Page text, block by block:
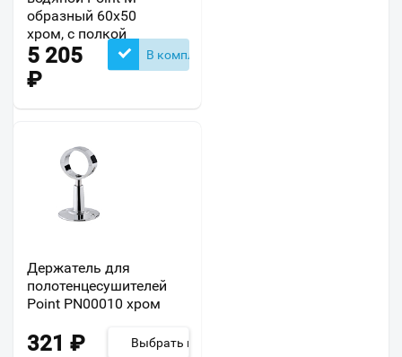
образный 60х50
хром, с полкой
5 205
₽
В комплекте
Держатель для
полотенцесушителей
Point PN00010 хром
321 ₽ Выбрать из 3